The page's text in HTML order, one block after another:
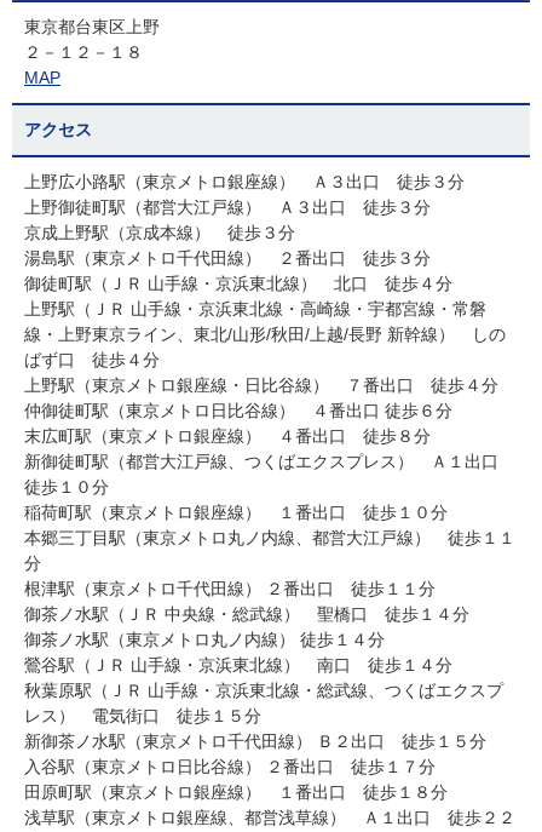
東京都台東区上野
２－１２－１８
MAP
アクセス
上野広小路駅（東京メトロ銀座線） Ａ３出口 徒歩３分
上野御徒町駅（都営大江戸線） Ａ３出口 徒歩３分
京成上野駅（京成本線） 徒歩３分
湯島駅（東京メトロ千代田線） ２番出口 徒歩３分
御徒町駅（ＪＲ 山手線・京浜東北線） 北口 徒歩４分
上野駅（ＪＲ 山手線・京浜東北線・高崎線・宇都宮線・常磐
線・上野東京ライン、東北/山形/秋田/上越/長野 新幹線） しの
ばず口 徒歩４分
上野駅（東京メトロ銀座線・日比谷線） ７番出口 徒歩４分
仲御徒町駅（東京メトロ日比谷線） ４番出口 徒歩６分
末広町駅（東京メトロ銀座線） ４番出口 徒歩８分
新御徒町駅（都営大江戸線、つくばエクスプレス） Ａ１出口
徒歩１０分
稲荷町駅（東京メトロ銀座線） １番出口 徒歩１０分
本郷三丁目駅（東京メトロ丸ノ内線、都営大江戸線） 徒歩１１
分
根津駅（東京メトロ千代田線） ２番出口 徒歩１１分
御茶ノ水駅（ＪＲ 中央線・総武線） 聖橋口 徒歩１４分
御茶ノ水駅（東京メトロ丸ノ内線） 徒歩１４分
鶯谷駅（ＪＲ 山手線・京浜東北線） 南口 徒歩１４分
秋葉原駅（ＪＲ 山手線・京浜東北線・総武線、つくばエクスプ
レス） 電気街口 徒歩１５分
新御茶ノ水駅（東京メトロ千代田線） Ｂ２出口 徒歩１５分
入谷駅（東京メトロ日比谷線） ２番出口 徒歩１７分
田原町駅（東京メトロ銀座線） １番出口 徒歩１８分
浅草駅（東京メトロ銀座線、都営浅草線） Ａ１出口 徒歩２２